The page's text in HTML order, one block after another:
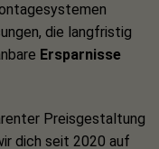
die langfristig
Ersparnisse
Preisgestaltung
dich seit 2020 auf